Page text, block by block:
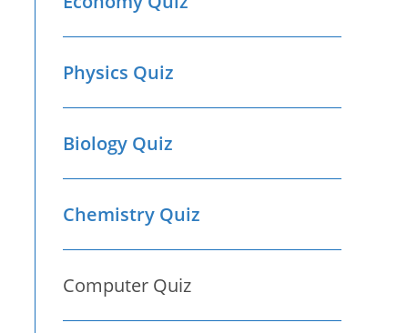
Physics Quiz
Biology Quiz
Chemistry Quiz
Computer Quiz